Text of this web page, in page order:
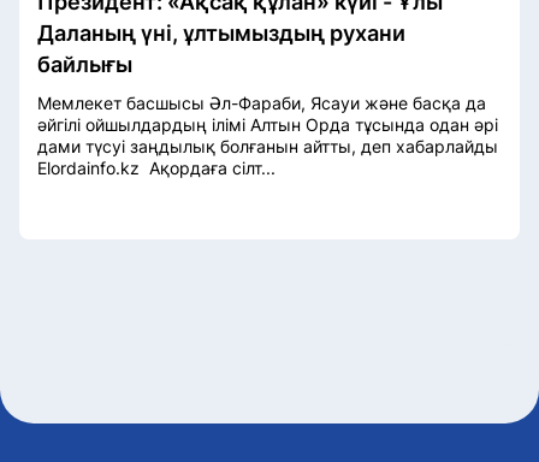
Даланың үні, ұлтымыздың рухани
байлығы
Мемлекет басшысы Әл-Фараби, Ясауи және басқа да
әйгілі ойшылдардың ілімі Алтын Орда тұсында одан әрі
дами түсуі заңдылық болғанын айтты, деп хабарлайды
Elordainfo.kz Ақордаға сілт...